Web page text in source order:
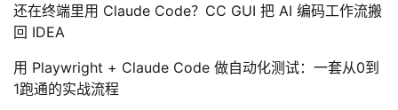
还在终端里用 Claude Code？CC GUI 把 AI 编码工作流搬
回 IDEA
用 Playwright + Claude Code 做自动化测试：一套从0到
1跑通的实战流程